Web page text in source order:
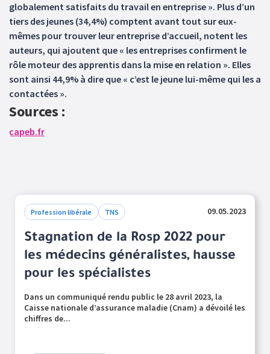
globalement satisfaits du travail en entreprise ». Plus d’un
tiers des jeunes (34,4%) comptent avant tout sur eux-
mêmes pour trouver leur entreprise d’accueil, notent les
auteurs, qui ajoutent que « les entreprises confirment le
rôle moteur des apprentis dans la mise en relation ». Elles
sont ainsi 44,9% à dire que « c’est le jeune lui-même qui les a
contactées ».
Sources :
capeb.fr
Profession libérale TNS 09.05.2023
Stagnation de la Rosp 2022 pour
les médecins généralistes, hausse
pour les spécialistes
Dans un communiqué rendu public le 28 avril 2023, la
Caisse nationale d’assurance maladie (Cnam) a dévoilé les
chiffres de...